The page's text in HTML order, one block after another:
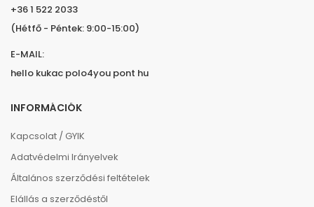
+36 1 522 2033
(Hétfő - Péntek: 9:00-15:00)
E-MAIL:
hello kukac polo4you pont hu
INFORMÁCIÓK
Kapcsolat / GYIK
Adatvédelmi Irányelvek
Általános szerződési feltételek
Elállás a szerződéstől